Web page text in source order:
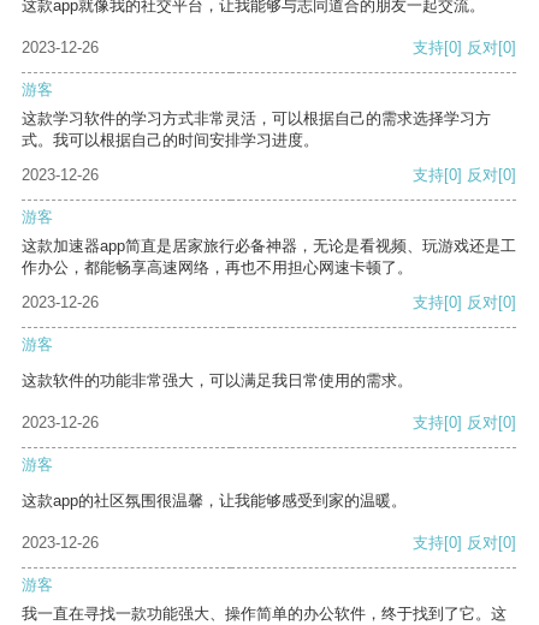
这款app就像我的社交平台，让我能够与志同道合的朋友一起交流。
2023-12-26 支持[0] 反对[0]
游客
这款学习软件的学习方式非常灵活，可以根据自己的需求选择学习方
式。我可以根据自己的时间安排学习进度。
2023-12-26
支持[0] 反对[0]
游客
这款加速器app简直是居家旅行必备神器，无论是看视频、玩游戏还是工
作办公，都能畅享高速网络，再也不用担心网速卡顿了。
2023-12-26
支持[0] 反对[0]
游客
这款软件的功能非常强大，可以满足我日常使用的需求。
2023-12-26 支持[0] 反对[0]
游客
这款app的社区氛围很温馨，让我能够感受到家的温暖。
2023-12-26 支持[0] 反对[0]
游客
我一直在寻找一款功能强大、操作简单的办公软件，终于找到了它。这